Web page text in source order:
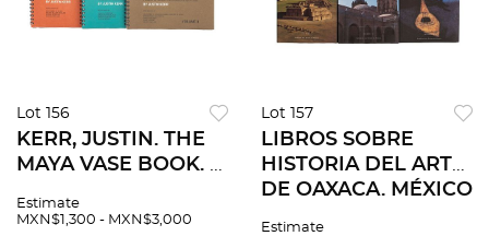
Lot 156
KERR, JUSTIN. THE
MAYA VASE BOOK. A
ROLLOUT
Estimate
MXN$1,300 - MXN$3,000
Lot 157
LIBROS SOBRE
HISTORIA DEL ARTE
DE OAXACA. MÉXICO
Estimate